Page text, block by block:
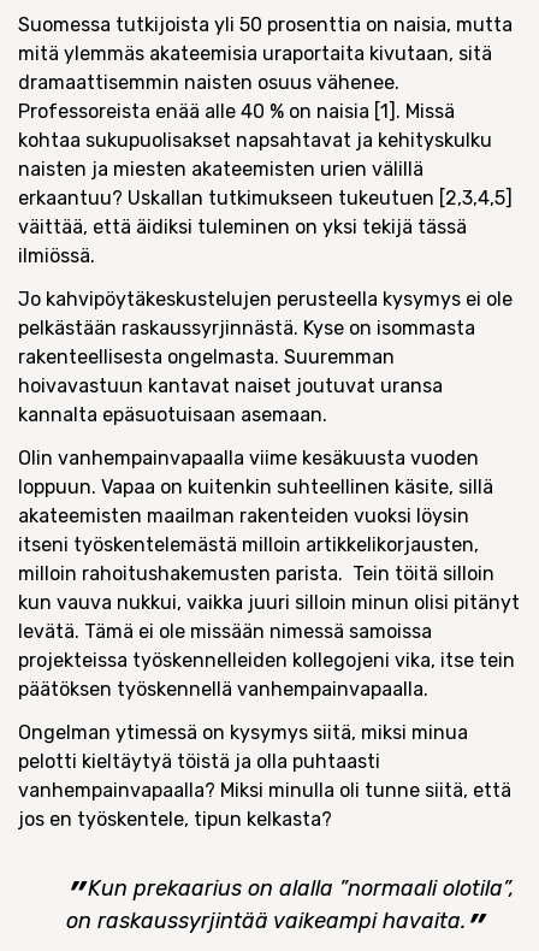
Suomessa tutkijoista yli 50 prosenttia on naisia, mutta
mitä ylemmäs akateemisia uraportaita kivutaan, sitä
dramaattisemmin naisten osuus vähenee.
Professoreista enää alle 40 % on naisia [1]. Missä
kohtaa sukupuolisakset napsahtavat ja kehityskulku
naisten ja miesten akateemisten urien välillä
erkaantuu? Uskallan tutkimukseen tukeutuen [2,3,4,5]
väittää, että äidiksi tuleminen on yksi tekijä tässä
ilmiössä.
Jo kahvipöytäkeskustelujen perusteella kysymys ei ole
pelkästään raskaussyrjinnästä. Kyse on isommasta
rakenteellisesta ongelmasta. Suuremman
hoivavastuun kantavat naiset joutuvat uransa
kannalta epäsuotuisaan asemaan.
Olin vanhempainvapaalla viime kesäkuusta vuoden
loppuun. Vapaa on kuitenkin suhteellinen käsite, sillä
akateemisten maailman rakenteiden vuoksi löysin
itseni työskentelemästä milloin artikkelikorjausten,
milloin rahoitushakemusten parista. Tein töitä silloin
kun vauva nukkui, vaikka juuri silloin minun olisi pitänyt
levätä. Tämä ei ole missään nimessä samoissa
projekteissa työskennelleiden kollegojeni vika, itse tein
päätöksen työskennellä vanhempainvapaalla.
Ongelman ytimessä on kysymys siitä, miksi minua
pelotti kieltäytyä töistä ja olla puhtaasti
vanhempainvapaalla? Miksi minulla oli tunne siitä, että
jos en työskentele, tipun kelkasta?
Kun prekaarius on alalla ”normaali olotila”,
on raskaussyrjintää vaikeampi havaita.